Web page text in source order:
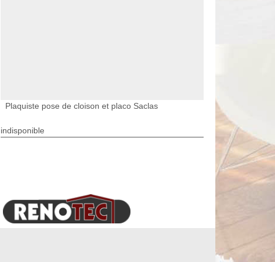
Plaquiste pose de cloison et placo Saclas
indisponible